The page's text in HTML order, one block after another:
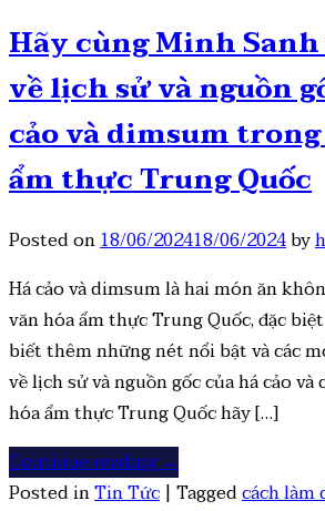
Hãy cùng Minh
về lịch sử và nguồn
cảo và dimsum
ẩm thực Trung Quốc
Posted on18/06/202418/06/2024by
Há cảo và dimsum là hai món ăn
văn hóa ẩm thực Trung Quốc, đặc
biết thêm những nét nổi bật và các
về lịch sử và nguồn gốc của há cảo
hóa ẩm thực Trung Quốc hãy […]
Continue reading→
Posted inTin Tức | Taggedcách làm